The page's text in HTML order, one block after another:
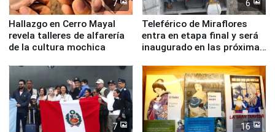
7
Hallazgo en Cerro Mayal
revela talleres de alfarería
de la cultura mochica
6
Teleférico de Miraflores
entra en etapa final y será
inaugurado en las próximas
7 16